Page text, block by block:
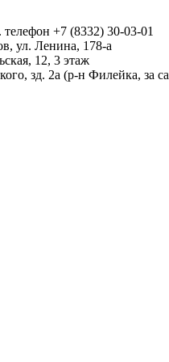
+7 (8332) 30-03-01
ул. Ленина, 178-а
12, 3 этаж
зд. 2а (р-н Филейка, за